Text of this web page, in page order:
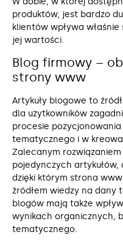
produktów, jest bardzo
klientów wpływa
jej wartości.
Blog firmowy –
strony www
Artykuły blogowe to
dla użytkowników
procesie
tematycznego i w
Zalecanym
pojedynczych
dzięki którym strona
źródłem wiedzy na dany
blogów mają także
wynikach organicznych,
tematycznego.